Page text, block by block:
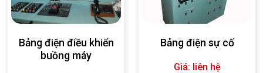
Bảng điện điều khiển
buồng máy
Bảng điện sự cố
Giá: liên hệ